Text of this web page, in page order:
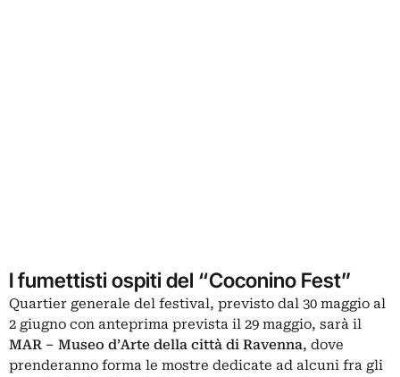
I fumettisti ospiti del “Coconino Fest”
Quartier generale del festival, previsto dal 30 maggio al
2 giugno con anteprima prevista il 29 maggio, sarà il
MAR – Museo d’Arte della città di Ravenna, dove
prenderanno forma le mostre dedicate ad alcuni fra gli